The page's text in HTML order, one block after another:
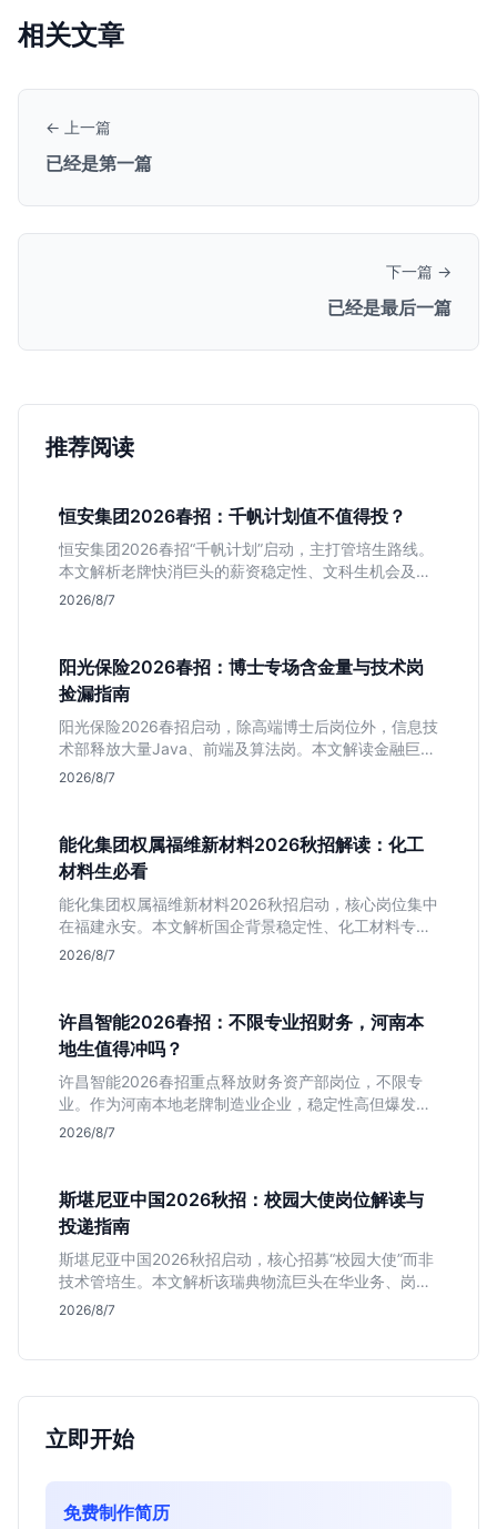
相关文章
← 上一篇
已经是第一篇
下一篇 →
已经是最后一篇
推荐阅读
恒安集团2026春招：千帆计划值不值得投？
恒安集团2026春招“千帆计划”启动，主打管培生路线。
本文解析老牌快消巨头的薪资稳定性、文科生机会及决
策链条长的局限，帮你判断是否值得投递。
2026/8/7
阳光保险2026春招：博士专场含金量与技术岗
捡漏指南
阳光保险2026春招启动，除高端博士后岗位外，信息技
术部释放大量Java、前端及算法岗。本文解读金融巨头
校招门槛，分析技术岗需求与投递价值，助你快速判断
2026/8/7
能化集团权属福维新材料2026秋招解读：化工
材料生必看
能化集团权属福维新材料2026秋招启动，核心岗位集中
在福建永安。本文解析国企背景稳定性、化工材料专业
匹配度及工作地点限制，助理工科生判断是否值得投
2026/8/7
许昌智能2026春招：不限专业招财务，河南本
地生值得冲吗？
许昌智能2026春招重点释放财务资产部岗位，不限专
业。作为河南本地老牌制造业企业，稳定性高但爆发涨
薪机会少。适合想在本地积累工业场景经验的应届生。
2026/8/7
斯堪尼亚中国2026秋招：校园大使岗位解读与
投递指南
斯堪尼亚中国2026秋招启动，核心招募“校园大使”而非
技术管培生。本文解析该瑞典物流巨头在华业务、岗位
真实职责及不限专业背后的竞争逻辑，助你判断是否值
2026/8/7
立即开始
免费制作简历